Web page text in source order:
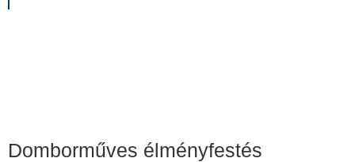
Domborműves élményfestés